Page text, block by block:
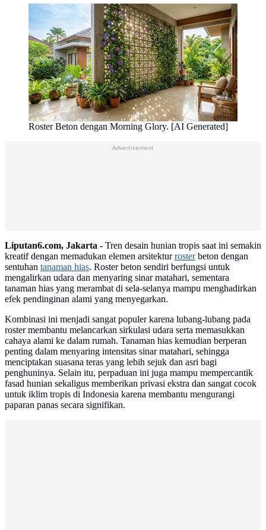
Roster Beton dengan Morning Glory. [AI Generated]
Liputan6.com, Jakarta - Tren desain hunian tropis saat ini semakin
kreatif dengan memadukan elemen arsitekturrosterbeton dengan
sentuhan tanaman hias. Roster beton sendiri berfungsi untuk
mengalirkan udara dan menyaring sinar matahari, sementara
tanaman hias yang merambat di sela-selanya mampu menghadirkan
efek pendinginan alami yang menyegarkan.
Kombinasi ini menjadi sangat populer karena lubang-lubang pada
roster membantu melancarkan sirkulasi udara serta memasukkan
cahaya alami ke dalam rumah. Tanaman hias kemudian berperan
penting dalam menyaring intensitas sinar matahari, sehingga
menciptakan suasana teras yang lebih sejuk dan asri bagi
penghuninya. Selain itu, perpaduan ini juga mampu mempercantik
fasad hunian sekaligus memberikan privasi ekstra dan sangat cocok
untuk iklim tropis di Indonesia karena membantu mengurangi
paparan panas secara signifikan.